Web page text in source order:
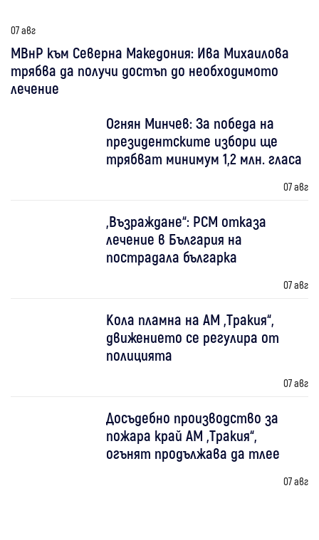
07 авг
МВнР към Северна Македония: Ива Михаилова
трябва да получи достъп до необходимото
лечение
Огнян Минчев: За победа на
президентските избори ще
трябват минимум 1,2 млн. гласа
07 авг
„Възраждане“: РСМ отказа
лечение в България на
пострадала българка
07 авг
Кола пламна на АМ „Тракия“,
движението се регулира от
полицията
07 авг
Досъдебно производство за
пожара край АМ „Тракия“,
огънят продължава да тлее
07 авг